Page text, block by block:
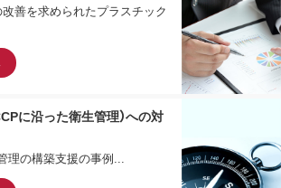
善を求められたプラスチック
に沿った衛生管理）への対
理の構築支援の事例...